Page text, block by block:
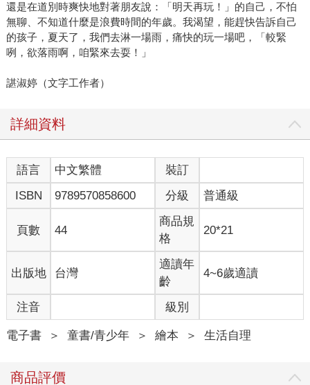
還是在道別時爽快地對著朋友說：「明天再玩！」的自己，不怕
無聊、不知道什麼是浪費時間的年歲。我渴望，能趕快告訴自己
的孩子，夏天了，我們去淋一場雨，痛快的玩一場吧，「較緊
咧，欲落雨啊，咱緊來去耍！」
諶淑婷（文字工作者）
詳細資料
語言 中文繁體
裝訂
ISBN
9789570858600 分級 普通級
頁數 44
商品規
格
20*21
出版地 台灣
適讀年
齡
4~6歲適讀
注音 級別
電子書 ＞ 童書/青少年 ＞ 繪本 ＞ 生活自理
商品評價